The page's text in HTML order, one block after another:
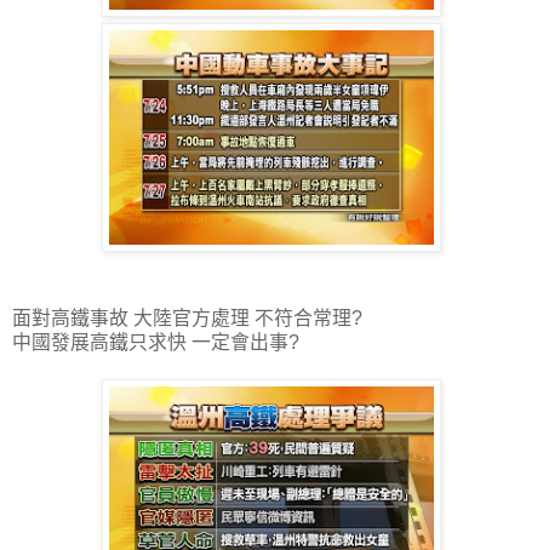
面對高鐵事故 大陸官方處理 不符合常理?
中國發展高鐵只求快 一定會出事?